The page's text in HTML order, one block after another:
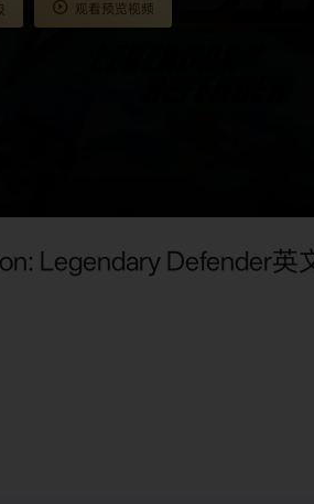
观看预览视频
Legendary Defender英